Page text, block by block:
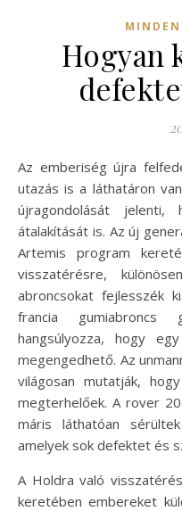
Hogyan
Az emberiség újra felfedezi a Holdat, és a Marsra való
utazás is a láthatáron
újragondolását
átalakítását is. Az új
Artemis program
visszatérésre,
abroncsokat fejlesszék
francia gumiabroncs
hangsúlyozza, hogy
megengedhető. Az
világosan mutatják,
megterhelőek. A rover
máris láthatóan
amelyek sok defektet és
A Holdra való
keretében embereket